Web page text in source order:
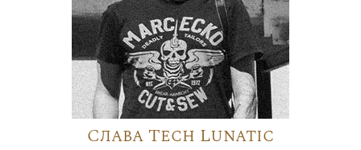
Слава Tech Lunatic